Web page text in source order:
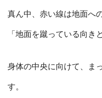
真ん中、赤い線は地面へ
「地面を蹴っている向き
身体の中央に向けて、ま
す。